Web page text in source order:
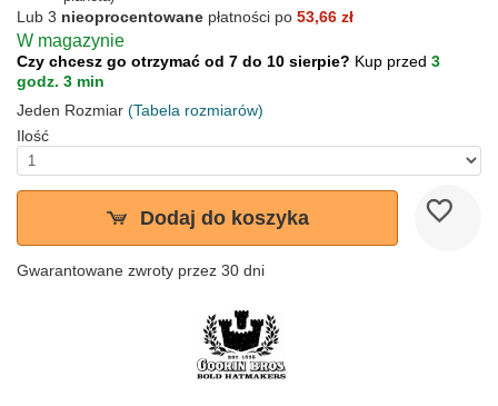
Lub 3 nieoprocentowane płatności po 53,66 zł
W magazynie
Czy chcesz go otrzymać od 7 do 10 sierpie? Kup przed 3
godz. 3 min
Jeden Rozmiar (Tabela rozmiarów)
Ilość
Dodaj do koszyka
Gwarantowane zwroty przez 30 dni